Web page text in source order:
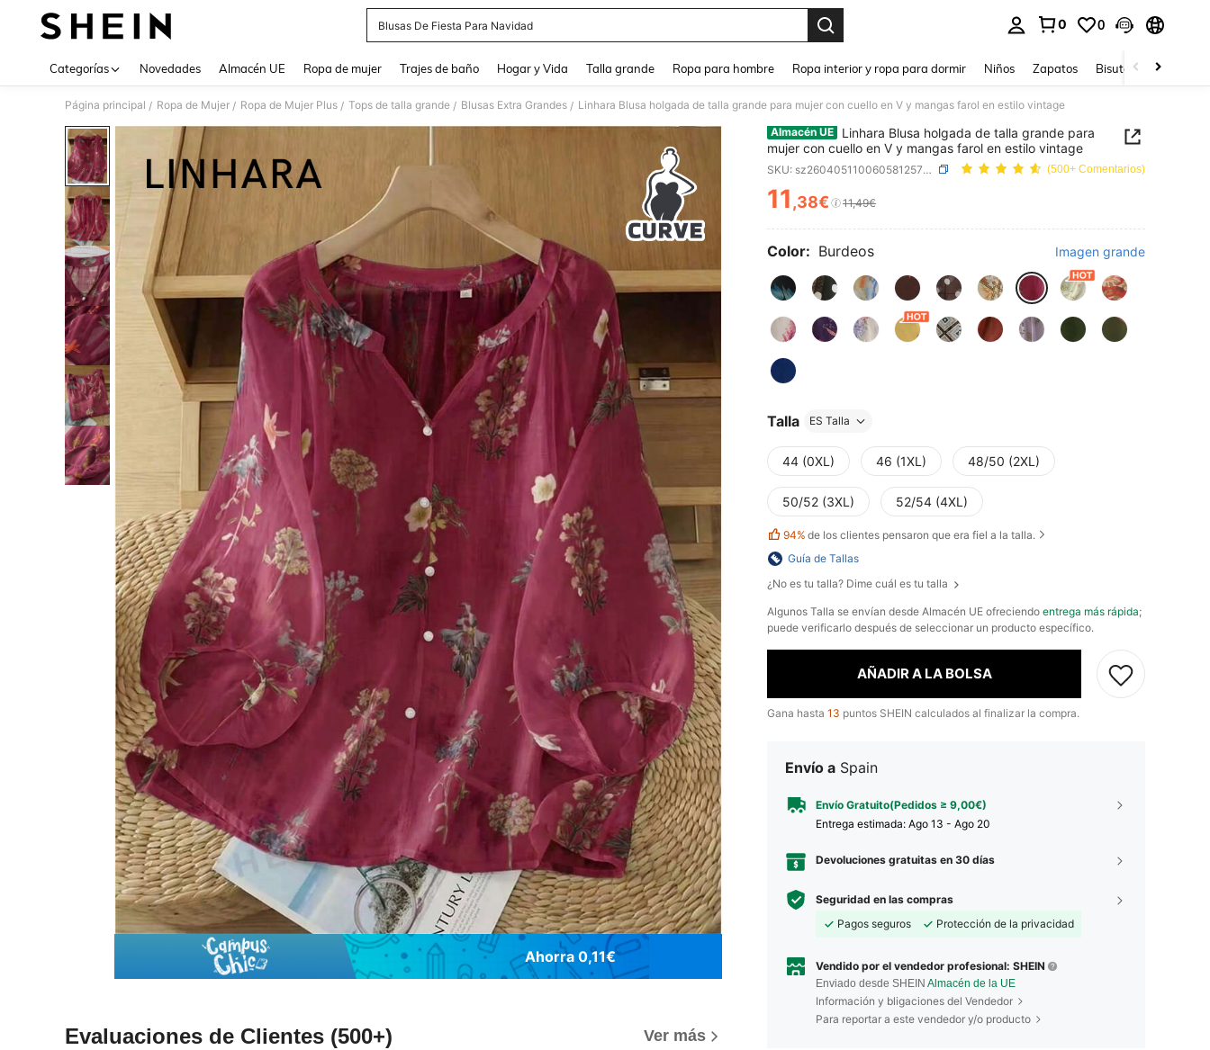
Blusas De Fiesta Para Navidad
0 0
Categorías Novedades Almacén UE Ropa de mujer Trajes de baño Hogar y Vida Talla grande Ropa para hombre Ropa interior y ropa para dormir Niños Zapatos Bisutería Y
Página principal / Ropa de Mujer / Ropa de Mujer Plus / Tops de talla grande / Blusas Extra Grandes / Linhara Blusa holgada de talla grande para mujer con cuello en V y mangas farol en estilo vintage
Ahorra 0,11€
Evaluaciones de Clientes (500+) Ver más
Almacén UE
Linhara Blusa holgada de talla grande para
mujer con cuello en V y mangas farol en estilo vintage
SKU: sz260405110060581257557 (500+ Comentarios)
PRICE AND AVAILABILITY
11,38€ 11,49€
Color: Burdeos Imagen grande
Talla ES Talla
44 (0XL) 46 (1XL) 48/50 (2XL)
50/52 (3XL) 52/54 (4XL)
94% de los clientes pensaron que era fiel a la talla.
Guía de Tallas
¿No es tu talla? Dime cuál es tu talla
​Algunos Talla se envían desde Almacén UE ofreciendo entrega más rápida;
puede verificarlo después de seleccionar un producto específico.
AÑADIR A LA BOLSA
Gana hasta 13 puntos SHEIN calculados al finalizar la compra.
Envío a Spain
Envío Gratuito(Pedidos ≥ 9,00€)
Entrega estimada: Ago 13 - Ago 20
Devoluciones gratuitas en 30 días
Seguridad en las compras
Pagos seguros
Protección de la privacidad
Vendido por el vendedor profesional: SHEIN
Enviado desde SHEIN Almacén de la UE
Información y bligaciones del Vendedor
Para reportar a este vendedor y/o producto